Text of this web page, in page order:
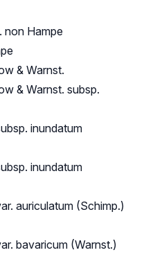
non Hampe
& Warnst.
& Warnst. subsp.
inundatum
inundatum
auriculatum (Schimp.)
bavaricum (Warnst.)